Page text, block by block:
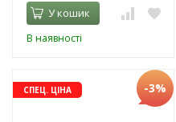
У кошик
В наявності
СПЕЦ. ЦІНА -3%